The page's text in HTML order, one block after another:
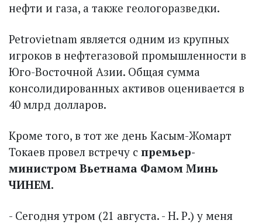
нефти и газа, а также геологоразведки.
Petrovietnam является одним из крупных
игроков в нефтегазовой промышленности в
Юго-Восточной Азии. Общая сумма
консолидированных активов оценивается в
40 млрд долларов.
Кроме того, в тот же день Касым-Жомарт
Токаев провел встречу с премьер-
министром Вьетнама Фамом Минь
ЧИНЕМ.
- Сегодня утром (21 августа. - Н. Р.) у меня